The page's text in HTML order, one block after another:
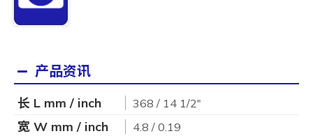
产品资讯
长 L mm / inch 368 / 14 1/2"
宽 W mm / inch 4.8 / 0.19